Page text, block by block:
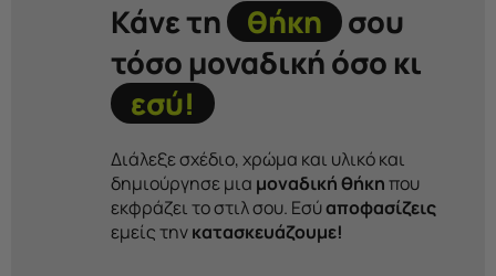
Κάνε τη θήκη
σου
τόσο μοναδική όσο κι
εσύ!
Διάλεξε σχέδιο, χρώμα και υλικό και
δημιούργησε μια μοναδική θήκηπου
εκφράζει το στιλ σου. Εσύαποφασίζεις
εμείς τηνκατασκευάζουμε!